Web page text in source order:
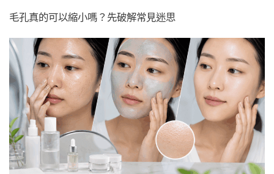
毛孔真的可以縮小嗎？先破解常見迷思